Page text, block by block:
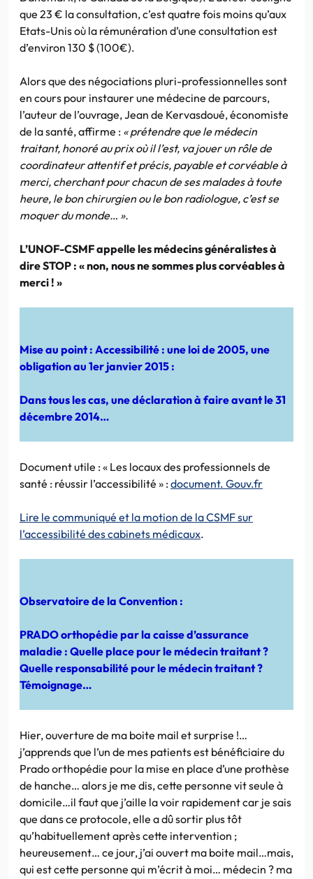
que 23 € la consultation, c’est quatre fois moins qu’aux
Etats-Unis où la rémunération d’une consultation est
d’environ 130 $ (100€).
Alors que des négociations pluri-professionnelles sont
en cours pour instaurer une médecine de parcours,
l’auteur de l’ouvrage, Jean de Kervasdoué, économiste
de la santé, affirme : « prétendre que le médecin
traitant, honoré au prix où il l’est, va jouer un rôle de
coordinateur attentif et précis, payable et corvéable à
merci, cherchant pour chacun de ses malades à toute
heure, le bon chirurgien ou le bon radiologue, c’est se
moquer du monde… ».
L’UNOF-CSMF appelle les médecins généralistes à
dire STOP : « non, nous ne sommes plus corvéables à
merci ! »
Mise au point : Accessibilité : une loi de 2005, une
obligation au 1er janvier 2015 :
Dans tous les cas, une déclaration à faire avant le 31
décembre 2014…
Document utile : « Les locaux des professionnels de
santé : réussir l’accessibilité » :document. Gouv.fr
Lire le communiqué et la motion de la CSMF sur
l’accessibilité des cabinets médicaux.
Observatoire de la Convention :
PRADO orthopédie par la caisse d’assurance
maladie : Quelle place pour le médecin traitant ?
Quelle responsabilité pour le médecin traitant ?
Témoignage…
Hier, ouverture de ma boite mail et surprise !…
j’apprends que l’un de mes patients est bénéficiaire du
Prado orthopédie pour la mise en place d’une prothèse
de hanche… alors je me dis, cette personne vit seule à
domicile…il faut que j’aille la voir rapidement car je sais
que dans ce protocole, elle a dû sortir plus tôt
qu’habituellement après cette intervention ;
heureusement… ce jour, j’ai ouvert ma boite mail…mais,
qui est cette personne qui m’écrit à moi… médecin ? ma